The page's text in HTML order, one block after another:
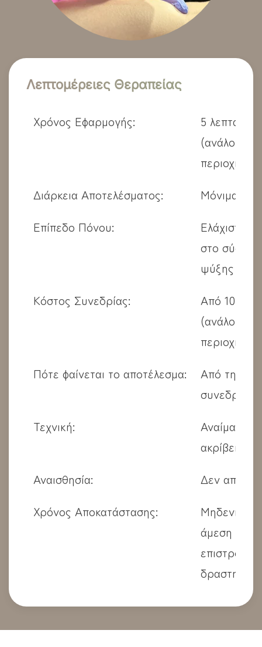
Λεπτομέρειες Θεραπείας
Χρόνος Εφαρμογής:
5 λεπτά -
(ανάλογα
περιοχή)
Διάρκεια Αποτελέσματος:
Μόνιμα
Επίπεδο Πόνου:
Ελάχιστο
στο
ψύξης
Κόστος Συνεδρίας:
Από 10€
(ανάλογα
περιοχή)
Πότε φαίνεται το αποτέλεσμα:
Από την
συνεδρία
Τεχνική:
Αναίμακτη,
ακρίβεια
Αναισθησία:
Δεν
Χρόνος Αποκατάστασης:
Μηδενικός,
άμεση
επιστροφή